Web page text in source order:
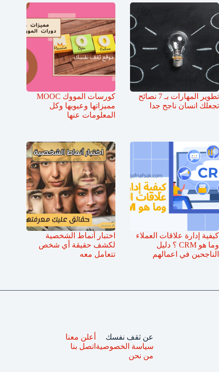
تطوير المهارات بـ 7 نصائح
تجعلك انسان ناجح جدا
كورسات المووك MOOC
مميزاتها وعيوبها وكل
المعلومات عنها
كيفية إدارة علاقات العملاء
وما هو CRM ؟ دليل
الناجحين في اعمالهم
اختبار أنماط الشخصية
لكشف حقيقة أي شخص
تتعامل معه
عن ثقف نفسك
سياسة الخصوصية
من نحن
أعلن معنا
اتصل بنا